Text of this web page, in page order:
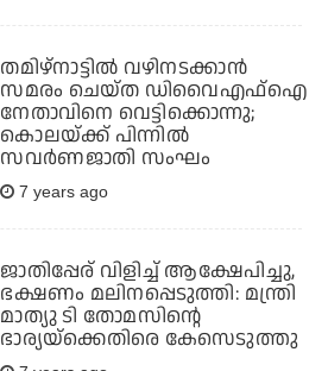
തമിഴ്‌നാട്ടില്‍ വഴിനടക്കാന്‍
സമരം ചെയ്ത ഡിവൈഎഫ്‌ഐ
നേതാവിനെ വെട്ടിക്കൊന്നു;
കൊലയ്ക്ക് പിന്നില്‍
സവര്‍ണജാതി സംഘം
7 years ago
ജാതിപ്പേര് വിളിച്ച് ആക്ഷേപിച്ചു,
ഭക്ഷണം മലിനപ്പെടുത്തി: മന്ത്രി
മാത്യു ടി തോമസിന്റെ
ഭാര്യയ്‌ക്കെതിരെ കേസെടുത്തു